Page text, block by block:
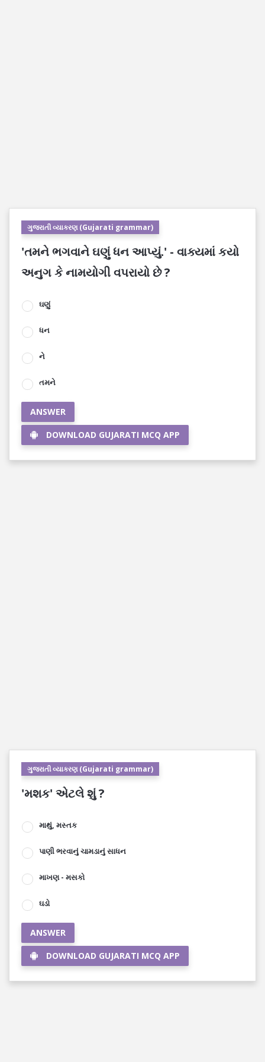
ગુજરાતી વ્યાકરણ (Gujarati grammar)
'તમને ભગવાને ઘણું ધન આપ્યું.' - વાક્યમાં કયો
અનુગ કે નામયોગી વપરાયો છે ?
ઘણું
ધન
ને
તમને
ANSWER
DOWNLOAD GUJARATI MCQ APP
ગુજરાતી વ્યાકરણ (Gujarati grammar)
'મશક' એટલે શું ?
માથું, મસ્તક
પાણી ભરવાનું ચામડાનું સાધન
માખણ - મસકો
ઘડો
ANSWER
DOWNLOAD GUJARATI MCQ APP